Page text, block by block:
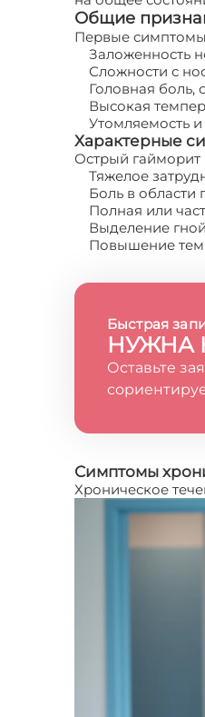
Общие
Первые симптомы
Заложенность
Сложности с
Головная боль,
Высокая
Утомляемость
Характерные
Острый гайморит
Тяжелое
Боль в области
Полная или
Выделение
Повышение
Быстрая
НУЖНА
Оставьте
Симптомы
Хроническое